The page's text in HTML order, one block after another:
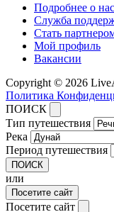
Подробнее о нас
Служба
Стать
Мой профиль
Вакансии
Copyright © 2026
Политика
ПОИСК
Тип путешествия
Река
Период путешествия
ПОИСК
или
Посетите сайт
Посетите сайт